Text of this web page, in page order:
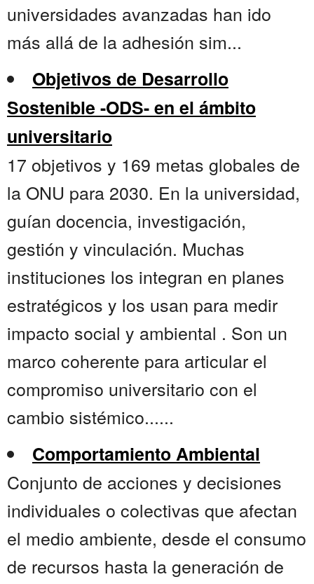
universidades avanzadas han ido
más allá de la adhesión sim...
Objetivos de Desarrollo
Sostenible -ODS- en el ámbito
universitario
17 objetivos y 169 metas globales de
la ONU para 2030. En la universidad,
guían docencia, investigación,
gestión y vinculación. Muchas
instituciones los integran en planes
estratégicos y los usan para medir
impacto social y ambiental . Son un
marco coherente para articular el
compromiso universitario con el
cambio sistémico......
Comportamiento Ambiental
Conjunto de acciones y decisiones
individuales o colectivas que afectan
el medio ambiente, desde el consumo
de recursos hasta la generación de